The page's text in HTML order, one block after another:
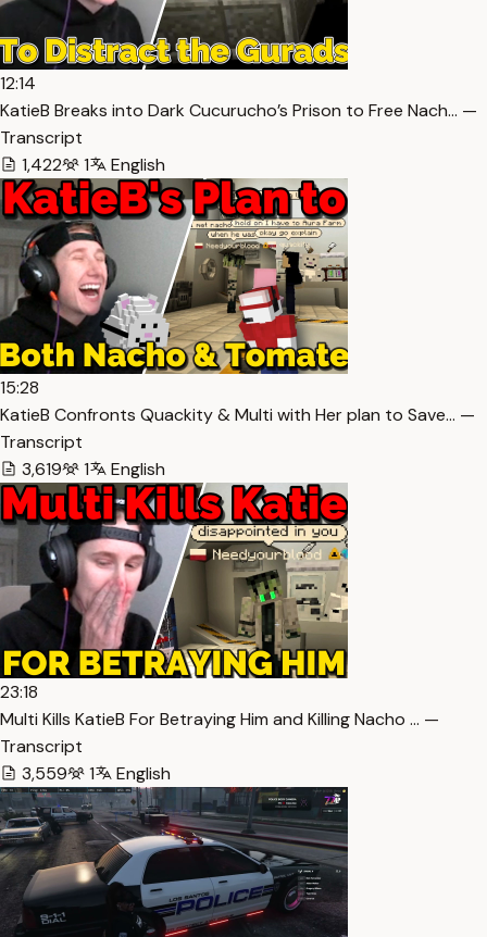
12:14
KatieB Breaks into Dark Cucurucho’s Prison to Free Nach… —
Transcript
1,422
1 English
15:28
KatieB Confronts Quackity & Multi with Her plan to Save… —
Transcript
3,619
1 English
23:18
Multi Kills KatieB For Betraying Him and Killing Nacho … —
Transcript
3,559
1 English